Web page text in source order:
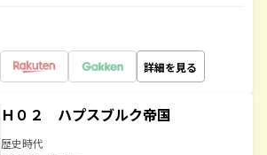
詳細を見る
Ｈ０２ ハプスブルク帝国
歴史時代